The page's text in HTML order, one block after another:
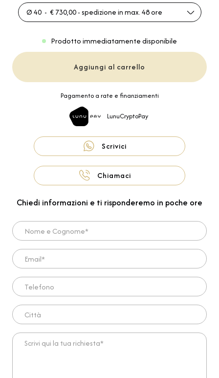
Ø 40 - € 730,00 - spedizione in max. 48 ore
Prodotto immediatamente disponibile
Aggiungi al carrello
Pagamento a rate e finanziamenti
LunuCryptoPay
Scrivici
Chiamaci
Chiedi informazioni e ti risponderemo in poche ore
Nome e Cognome*
Email*
Telefono
Città
Scrivi qui la tua richiesta*